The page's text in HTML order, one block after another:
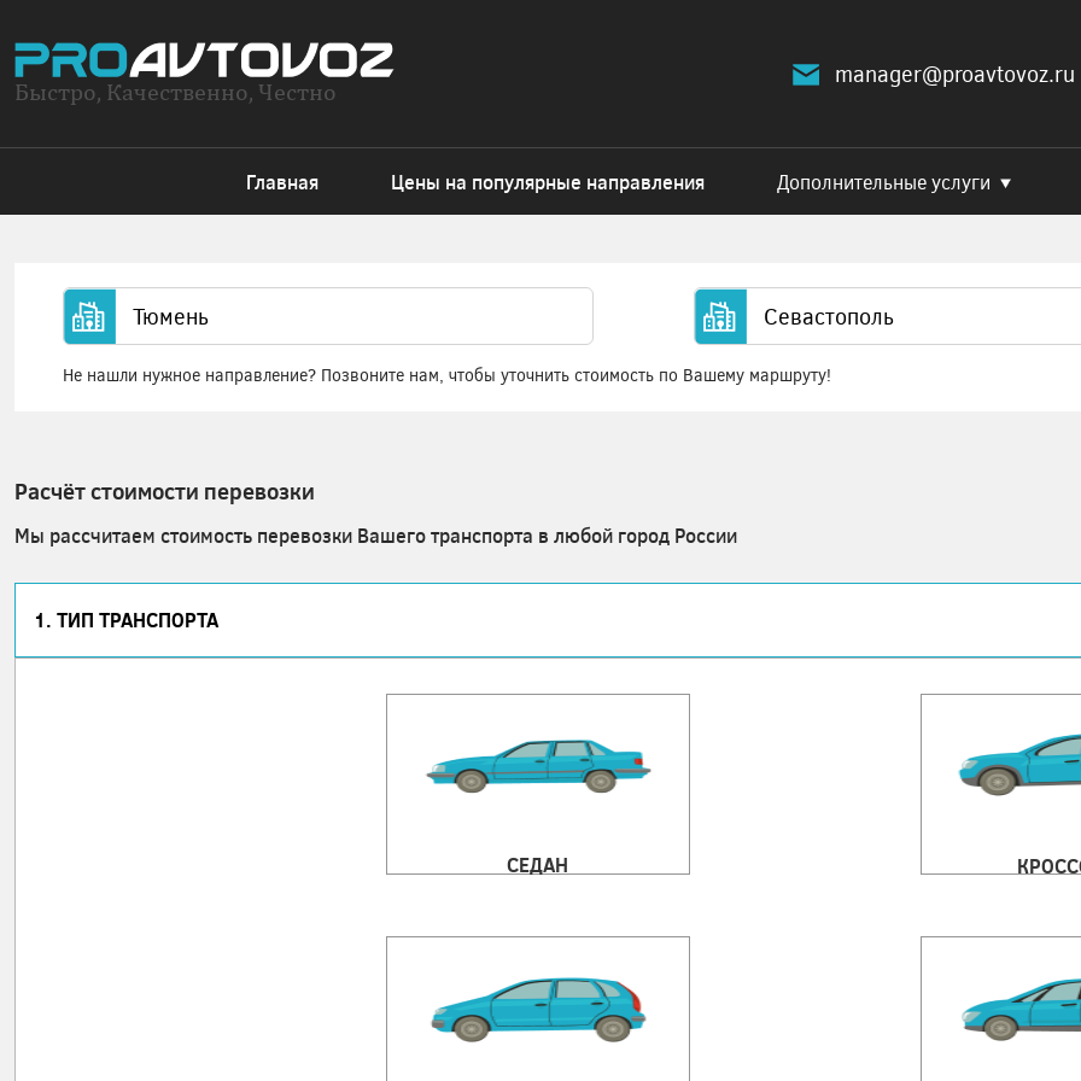
Быстро, Качественно, Честно
manager@proavtovoz.ru
Главная Цены на популярные направления Дополнительные услуги
Не нашли нужное направление? Позвоните нам, чтобы уточнить стоимость по Вашему маршруту!
Расчёт стоимости перевозки
Мы рассчитаем стоимость перевозки Вашего транспорта в любой город России
1. ТИП ТРАНСПОРТА
СЕДАН